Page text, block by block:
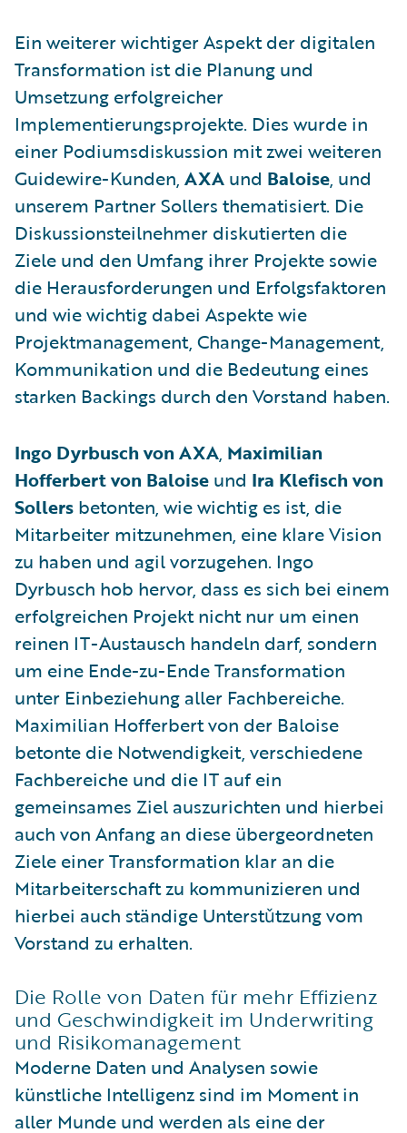
Ein weiterer wichtiger Aspekt der digitalen
Transformation ist die Planung und
Umsetzung erfolgreicher
Implementierungsprojekte. Dies wurde in
einer Podiumsdiskussion mit zwei weiteren
Guidewire-Kunden, AXA und Baloise, und
unserem Partner Sollers thematisiert. Die
Diskussionsteilnehmer diskutierten die
Ziele und den Umfang ihrer Projekte sowie
die Herausforderungen und Erfolgsfaktoren
und wie wichtig dabei Aspekte wie
Projektmanagement, Change-Management,
Kommunikation und die Bedeutung eines
starken Backings durch den Vorstand haben.
Ingo Dyrbusch von AXA, Maximilian
Hofferbert von Baloise und Ira Klefisch von
Sollers betonten, wie wichtig es ist, die
Mitarbeiter mitzunehmen, eine klare Vision
zu haben und agil vorzugehen. Ingo
Dyrbusch hob hervor, dass es sich bei einem
erfolgreichen Projekt nicht nur um einen
reinen IT-Austausch handeln darf, sondern
um eine Ende-zu-Ende Transformation
unter Einbeziehung aller Fachbereiche.
Maximilian Hofferbert von der Baloise
betonte die Notwendigkeit, verschiedene
Fachbereiche und die IT auf ein
gemeinsames Ziel auszurichten und hierbei
auch von Anfang an diese übergeordneten
Ziele einer Transformation klar an die
Mitarbeiterschaft zu kommunizieren und
hierbei auch ständige Unterstǔtzung vom
Vorstand zu erhalten.
Die Rolle von Daten für mehr Effizienz
und Geschwindigkeit im Underwriting
und Risikomanagement
Moderne Daten und Analysen sowie
künstliche Intelligenz sind im Moment in
aller Munde und werden als eine der